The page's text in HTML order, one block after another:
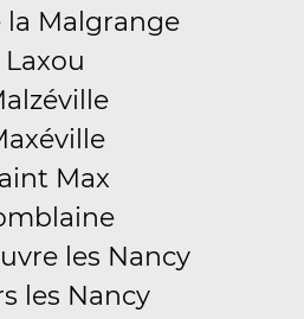
la Malgrange
Laxou
Max
les Nancy
les Nancy